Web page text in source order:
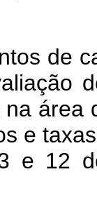
de
área
e
e 12